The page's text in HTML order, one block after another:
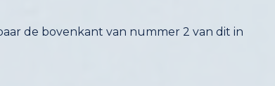
de bovenkant van nummer 2 van dit in